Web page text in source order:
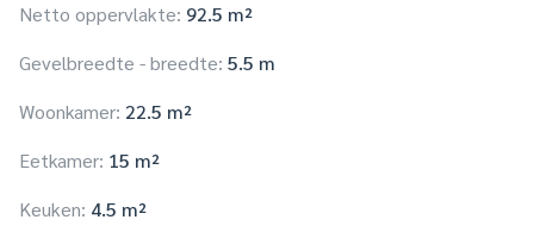
Netto oppervlakte: 92.5 m²
Gevelbreedte - breedte: 5.5 m
Woonkamer: 22.5 m²
Eetkamer: 15 m²
Keuken: 4.5 m²